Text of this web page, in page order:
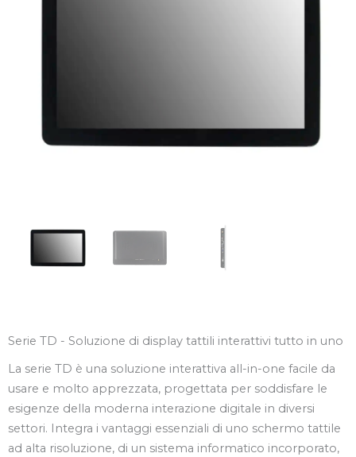
Serie TD - Soluzione di display tattili interattivi tutto in uno
La serie TD è una soluzione interattiva all-in-one facile da
usare e molto apprezzata, progettata per soddisfare le
esigenze della moderna interazione digitale in diversi
settori. Integra i vantaggi essenziali di uno schermo tattile
ad alta risoluzione, di un sistema informatico incorporato,